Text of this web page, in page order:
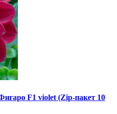
F1 violet (Zip-пакет 10